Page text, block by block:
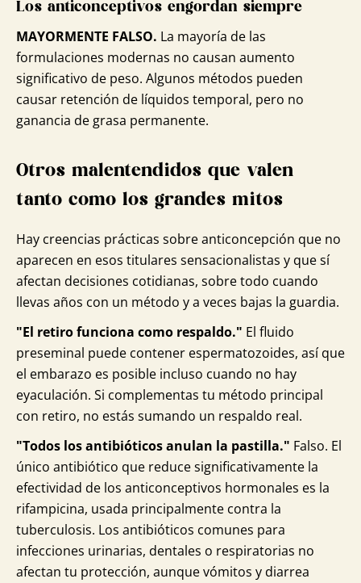
Los anticonceptivos engordan siempre
MAYORMENTE FALSO. La mayoría de las
formulaciones modernas no causan aumento
significativo de peso. Algunos métodos pueden
causar retención de líquidos temporal, pero no
ganancia de grasa permanente.
Otros malentendidos que valen
tanto como los grandes mitos
Hay creencias prácticas sobre anticoncepción que no
aparecen en esos titulares sensacionalistas y que sí
afectan decisiones cotidianas, sobre todo cuando
llevas años con un método y a veces bajas la guardia.
"El retiro funciona como respaldo." El fluido
preseminal puede contener espermatozoides, así que
el embarazo es posible incluso cuando no hay
eyaculación. Si complementas tu método principal
con retiro, no estás sumando un respaldo real.
"Todos los antibióticos anulan la pastilla." Falso. El
único antibiótico que reduce significativamente la
efectividad de los anticonceptivos hormonales es la
rifampicina, usada principalmente contra la
tuberculosis. Los antibióticos comunes para
infecciones urinarias, dentales o respiratorias no
afectan tu protección, aunque vómitos y diarrea